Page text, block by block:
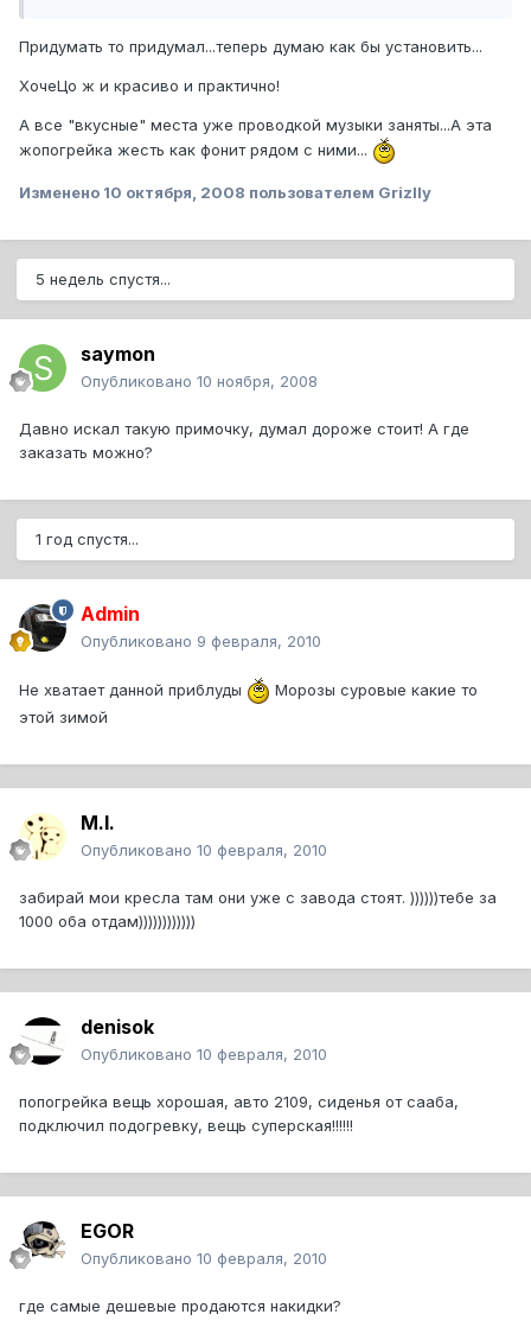
Придумать то придумал...теперь думаю как бы установить...
ХочеЦо ж и красиво и практично!
А все "вкусные" места уже проводкой музыки заняты...А эта
жопогрейка жесть как фонит рядом с ними...
Изменено 10 октября, 2008 пользователем Grizlly
5 недель спустя...
saymon
Опубликовано 10 ноября, 2008
Давно искал такую примочку, думал дороже стоит! А где
заказать можно?
1 год спустя...
Admin
Опубликовано 9 февраля, 2010
Не хватает данной приблуды
Морозы суровые какие то
этой зимой
M.I.
Опубликовано 10 февраля, 2010
забирай мои кресла там они уже с завода стоят. ))))))тебе за
1000 оба отдам))))))))))))
denisok
Опубликовано 10 февраля, 2010
попогрейка вещь хорошая, авто 2109, сиденья от сааба,
подключил подогревку, вещь суперская!!!!!!
EGOR
Опубликовано 10 февраля, 2010
где самые дешевые продаются накидки?